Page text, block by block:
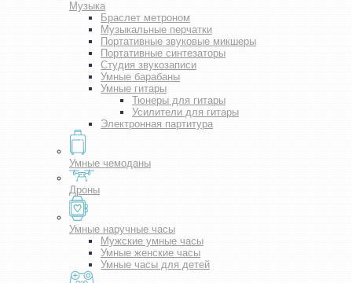
Музыка
Браслет метроном
Музыкальные перчатки
Портативные звуковые микшеры
Портативные синтезаторы
Студия звукозаписи
Умные барабаны
Умные гитары
Тюнеры для гитары
Усилители для гитары
Электронная партитура
Умные чемоданы
Дроны
Умные наручные часы
Мужские умные часы
Умные женские часы
Умные часы для детей